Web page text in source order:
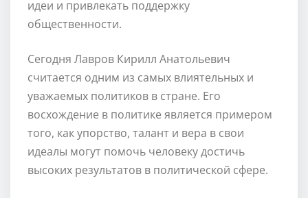
идеи и привлекать поддержку
общественности.
Сегодня Лавров Кирилл Анатольевич
считается одним из самых влиятельных и
уважаемых политиков в стране. Его
восхождение в политике является примером
того, как упорство, талант и вера в свои
идеалы могут помочь человеку достичь
высоких результатов в политической сфере.